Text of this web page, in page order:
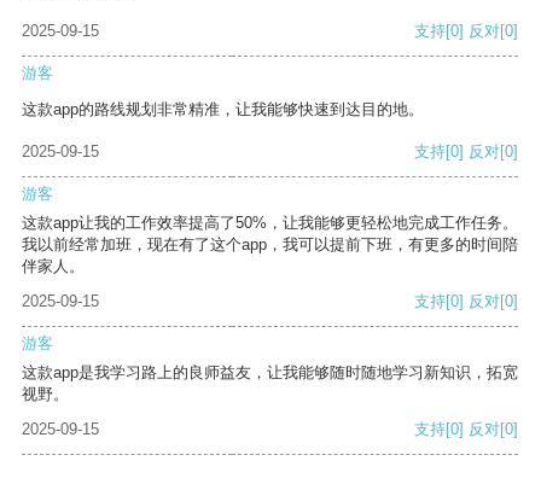
2025-09-15 支持[0] 反对[0]
游客
这款app的路线规划非常精准，让我能够快速到达目的地。
2025-09-15 支持[0] 反对[0]
游客
这款app让我的工作效率提高了50%，让我能够更轻松地完成工作任务。
我以前经常加班，现在有了这个app，我可以提前下班，有更多的时间陪
伴家人。
2025-09-15
支持[0] 反对[0]
游客
这款app是我学习路上的良师益友，让我能够随时随地学习新知识，拓宽
视野。
2025-09-15
支持[0] 反对[0]